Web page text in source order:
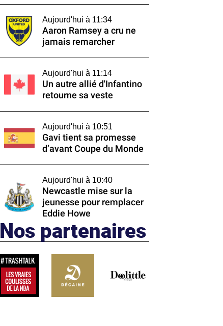
Aujourd'hui à 11:34
Aaron Ramsey a cru ne
jamais remarcher
Aujourd'hui à 11:14
Un autre allié d'Infantino
retourne sa veste
Aujourd'hui à 10:51
Gavi tient sa promesse
d’avant Coupe du Monde
Aujourd'hui à 10:40
Newcastle mise sur la
jeunesse pour remplacer
Eddie Howe
Nos partenaires